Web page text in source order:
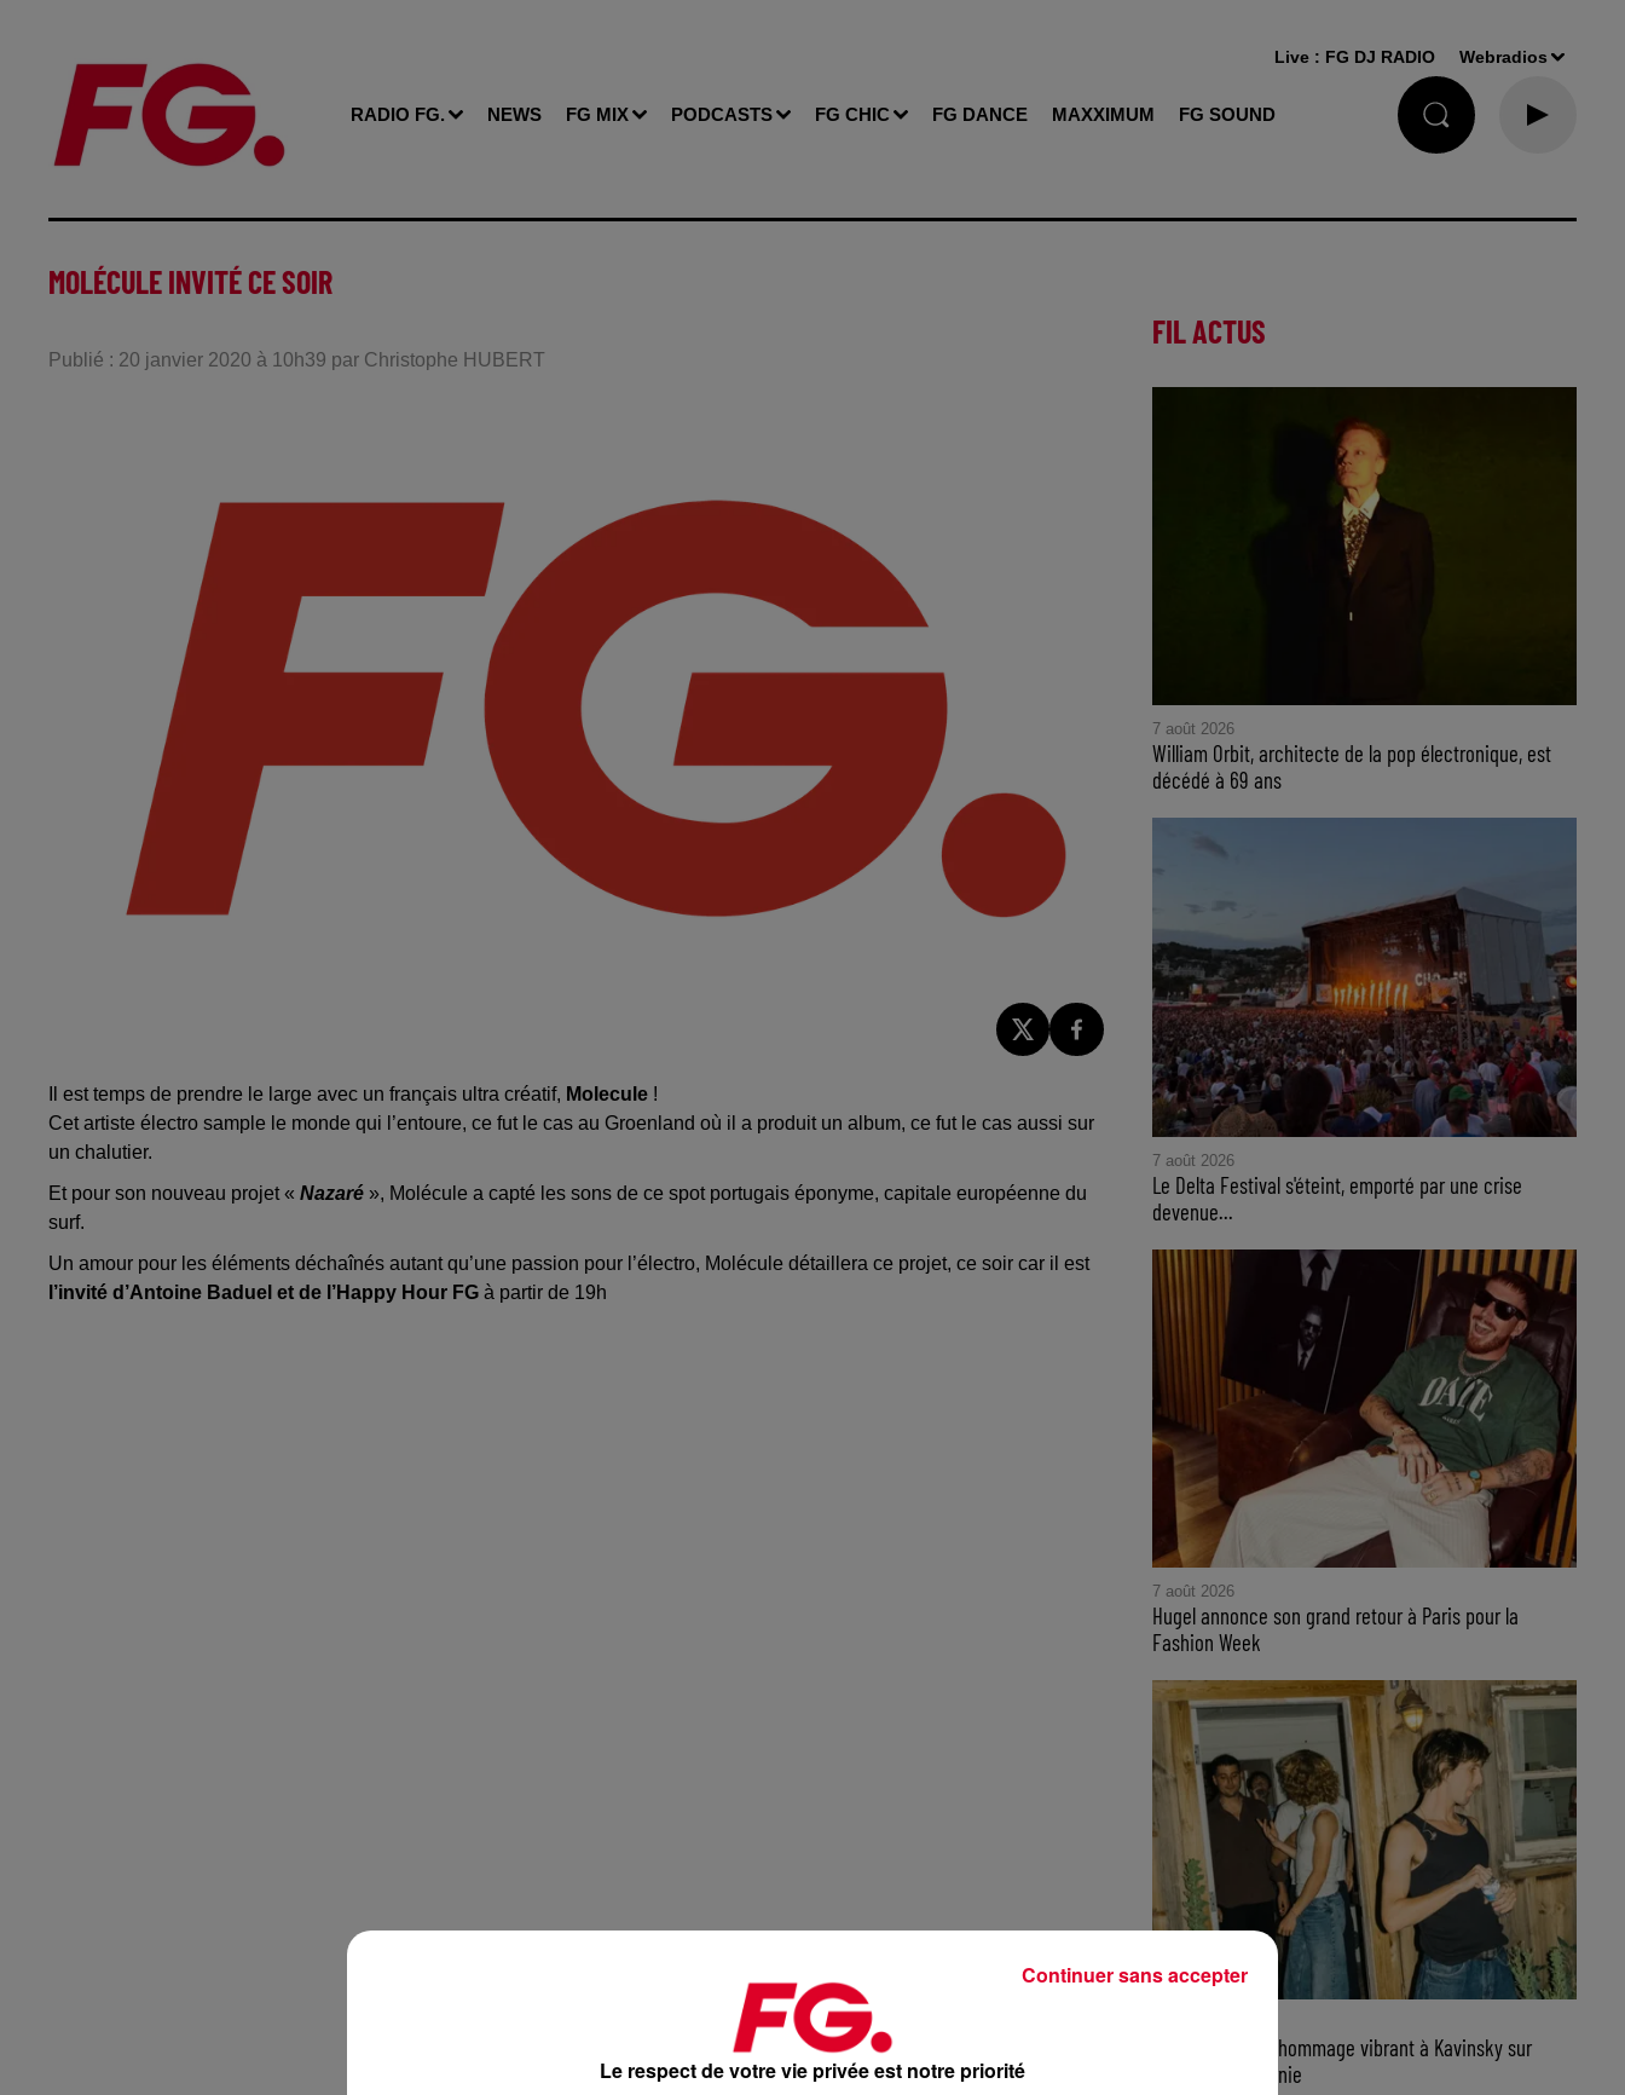
RADIO FG. NEWS FG MIX PODCASTS FG CHIC FG DANCE MAXXIMUM FG SOUND
Live : FG DJ RADIO Webradios
MOLÉCULE INVITÉ CE SOIR
Publié : 20 janvier 2020 à 10h39 par Christophe HUBERT
Il est temps de prendre le large avec un français ultra créatif, Molecule !
Cet artiste électro sample le monde qui l’entoure, ce fut le cas au Groenland où il a produit un album, ce fut le cas aussi sur
un chalutier.
Et pour son nouveau projet « Nazaré », Molécule a capté les sons de ce spot portugais éponyme, capitale européenne du
surf.
Un amour pour les éléments déchaînés autant qu’une passion pour l’électro, Molécule détaillera ce projet, ce soir car il est
l’invité d’Antoine Baduel et de l’Happy Hour FG à partir de 19h
FIL ACTUS
7 août 2026
William Orbit, architecte de la pop électronique, est
décédé à 69 ans
7 août 2026
Le Delta Festival s'éteint, emporté par une crise
devenue...
7 août 2026
Hugel annonce son grand retour à Paris pour la
Fashion Week
Parcels rend un hommage vibrant à Kavinsky sur
scène en Californie
Le respect de votre vie privée est notre priorité
Continuer sans accepter